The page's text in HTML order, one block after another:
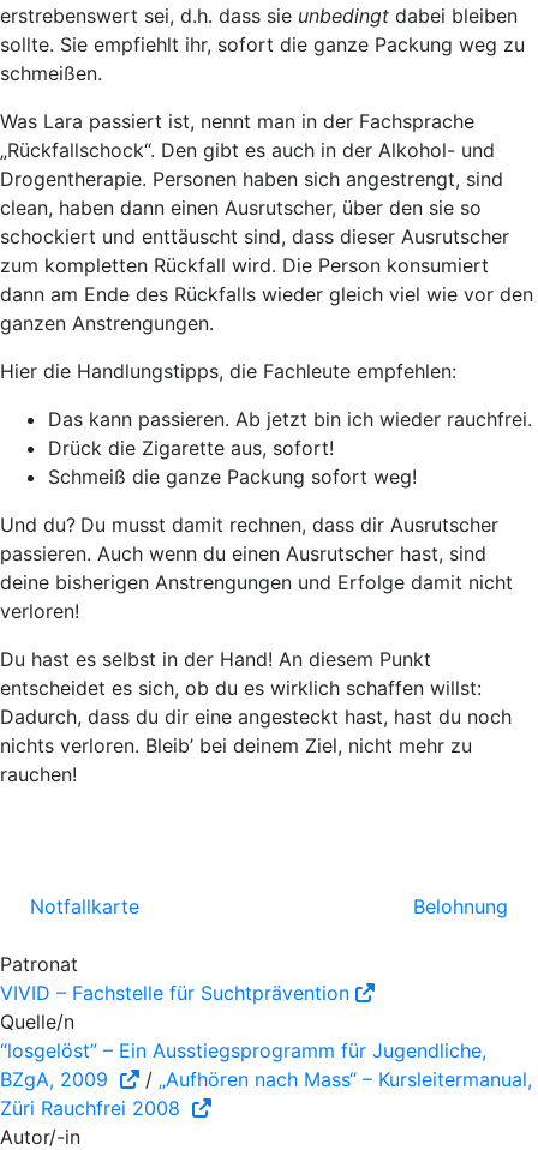
erstrebenswert sei, d.h. dass sie unbedingt dabei bleiben
sollte. Sie empfiehlt ihr, sofort die ganze Packung weg zu
schmeißen.
Was Lara passiert ist, nennt man in der Fachsprache
„Rückfallschock“. Den gibt es auch in der Alkohol- und
Drogentherapie. Personen haben sich angestrengt, sind
clean, haben dann einen Ausrutscher, über den sie so
schockiert und enttäuscht sind, dass dieser Ausrutscher
zum kompletten Rückfall wird. Die Person konsumiert
dann am Ende des Rückfalls wieder gleich viel wie vor den
ganzen Anstrengungen.
Hier die Handlungstipps, die Fachleute empfehlen:
Das kann passieren. Ab jetzt bin ich wieder rauchfrei.
Drück die Zigarette aus, sofort!
Schmeiß die ganze Packung sofort weg!
Und du? Du musst damit rechnen, dass dir Ausrutscher
passieren. Auch wenn du einen Ausrutscher hast, sind
deine bisherigen Anstrengungen und Erfolge damit nicht
verloren!
Du hast es selbst in der Hand! An diesem Punkt
entscheidet es sich, ob du es wirklich schaffen willst:
Dadurch, dass du dir eine angesteckt hast, hast du noch
nichts verloren. Bleib’ bei deinem Ziel, nicht mehr zu
rauchen!
Notfallkarte Belohnung
Patronat
VIVID – Fachstelle für Suchtprävention
Quelle/n
“losgelöst” – Ein Ausstiegsprogramm für Jugendliche,
BZgA, 2009
/ „Aufhören nach Mass“ – Kursleitermanual,
Züri Rauchfrei 2008
Autor/-in